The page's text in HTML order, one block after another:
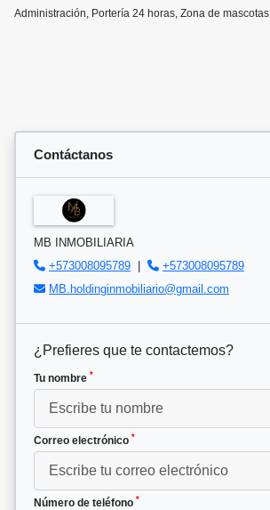
Administración, Portería 24 horas, Zona de mascotas
Contáctanos
MB INMOBILIARIA
+573008095789 |
+573008095789
MB.holdinginmobiliario@gmail.com
¿Prefieres que te contactemos?
Tu nombre *
Correo electrónico *
Número de teléfono *